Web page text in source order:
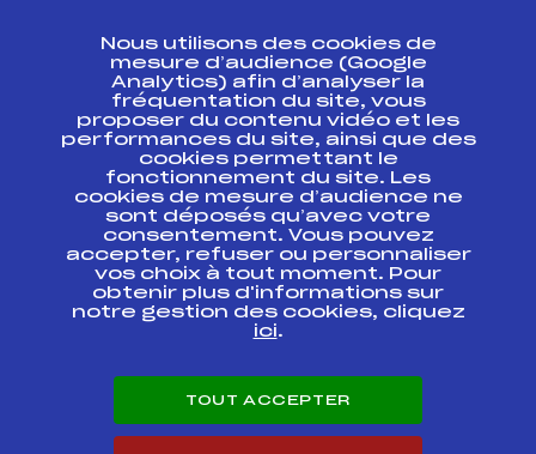
Ressources
Pass’Neige
Projet sportif fédéral
Projet de performance fédéral
Antidopage
Pôle Développement, Formation, Suivi
Scientifique
Listes ministérielles
Pôle vie de l’athlète
Enseignement professionnel
Carrières
Nous utilisons des cookies de
mesure d’audience (Google
Analytics) afin d’analyser la
fréquentation du site, vous
proposer du contenu vidéo et les
performances du site, ainsi que des
cookies permettant le
fonctionnement du site. Les
cookies de mesure d’audience ne
sont déposés qu’avec votre
consentement. Vous pouvez
accepter, refuser ou personnaliser
vos choix à tout moment. Pour
obtenir plus d'informations sur
notre gestion des cookies, cliquez
ici.
TOUT ACCEPTER